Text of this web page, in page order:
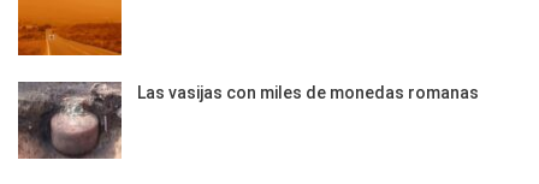
Las vasijas con miles de monedas romanas